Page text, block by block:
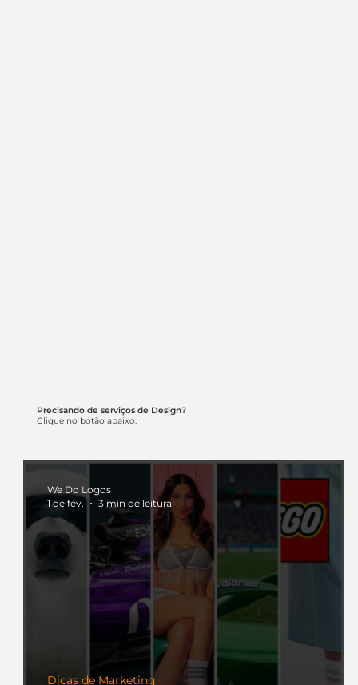
Precisando de serviços de Design?
Clique no botão abaixo:
Dicas de Marketing
We Do Logos
1 de fev.
3 min de leitura